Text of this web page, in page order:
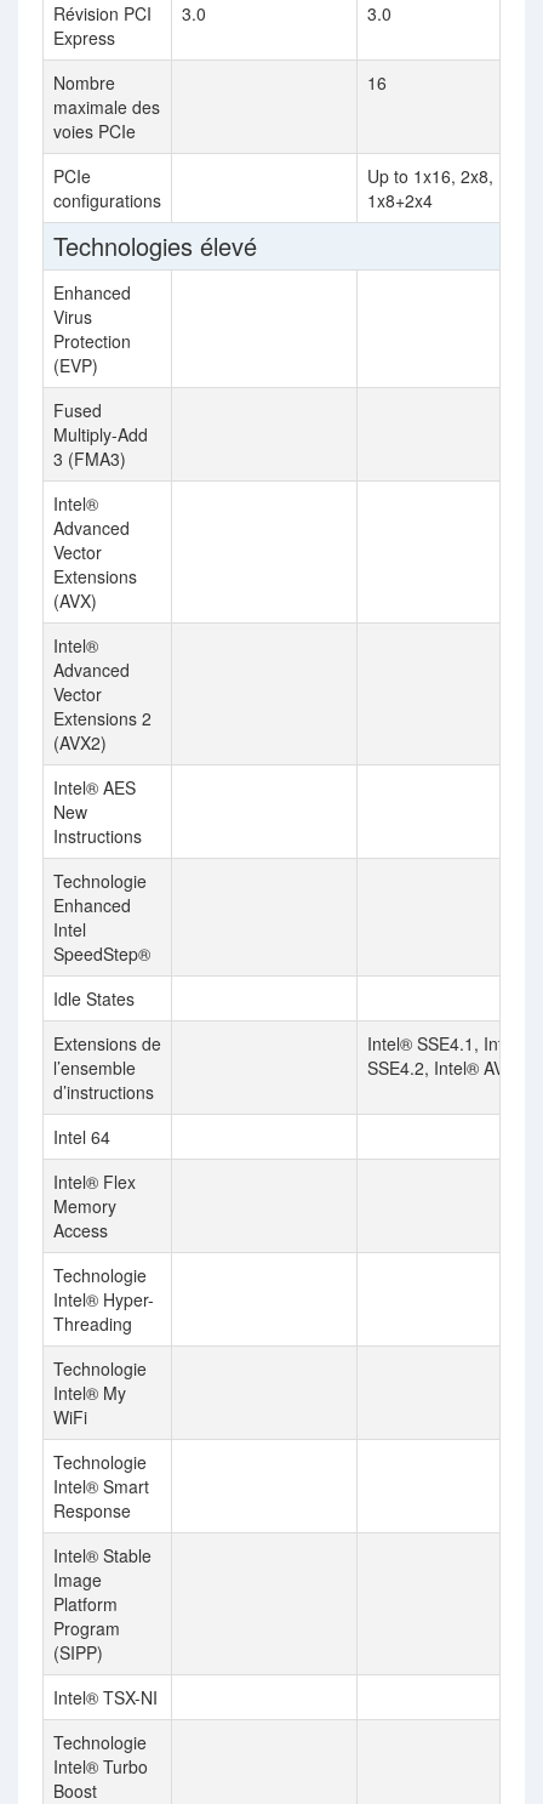
Révision PCI
Express
3.0 3.0
Nombre
maximale des
voies PCIe
16
PCIe
configurations
Up to 1x16, 2x8,
1x8+2x4
Technologies élevé
Enhanced
Virus
Protection
(EVP)
Fused
Multiply-Add
3 (FMA3)
Intel®
Advanced
Vector
Extensions
(AVX)
Intel®
Advanced
Vector
Extensions 2
(AVX2)
Intel® AES
New
Instructions
Technologie
Enhanced
Intel
SpeedStep®
Idle States
Extensions de
l’ensemble
d’instructions
Intel® SSE4.1, Intel®
SSE4.2, Intel® AVX2
Intel 64
Intel® Flex
Memory
Access
Technologie
Intel® Hyper-
Threading
Technologie
Intel® My
WiFi
Technologie
Intel® Smart
Response
Intel® Stable
Image
Platform
Program
(SIPP)
Intel® TSX-NI
Technologie
Intel® Turbo
Boost